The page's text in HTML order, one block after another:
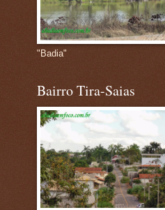
"Badia"
Bairro Tira-Saias